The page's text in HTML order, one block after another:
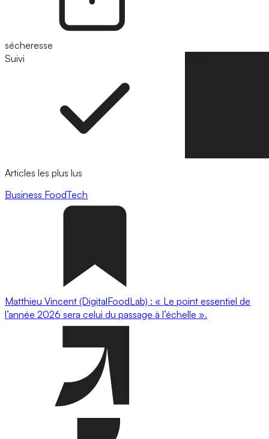
sécheresse
Suivi
Articles les plus lus
Business FoodTech
Matthieu Vincent (DigitalFoodLab) : « Le point essentiel de
l’année 2026 sera celui du passage à l’échelle ».